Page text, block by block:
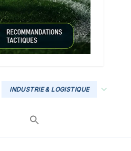
INDUSTRIE & LOGISTIQUE